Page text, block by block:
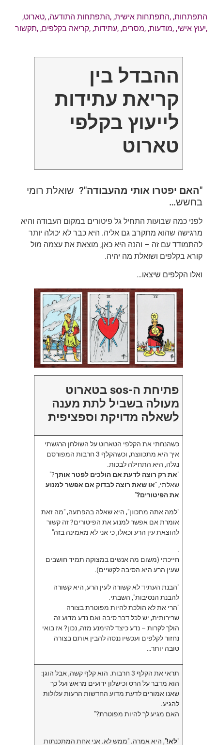
התפתחות, ,התפתחות אישית, ,התפתחות התודעה, ,טארוט,
,יעוץ אישי, ,מודעות, ,מסרים, ,עתידות, ,קריאה בקלפים, ,תקשור
ההבדל בין
קריאת עתידות
לייעוץ בקלפי
טארוט
"האם יפטרו אותי מהעבודה"? שואלת רומי
בחשש…
לפני כמה שבועות התחיל גל פיטורים במקום העבודה והיא
מרגישה שהוא מתקרב גם אליה. היא כבר לא יכולה יותר
להתמודד עם זה – והנה היא כאן, מוצאת את עצמה מול
קורא בקלפים ושואלת מה יהיה.
ואלו הקלפים שיצאו…
פתיחת ה-sos בטארוט
מעולה בשביל לתת מענה
לשאלה מדויקת וספציפית
כשהנחתי את הקלפי הטארוט על השולחן הרגשתי
איך היא מתכווצת, וכשהקלף 3 חרבות המפורסם
נגלה, היא התחילה לבכות.
"את רק רוצה לדעת אם הולכים לפטר אותך?"
שאלתי, "או שאת רוצה לבדוק אם אפשר למנוע
את הפיטורים?"
"למה אתה מתכוון", היא שאלה בהפתעה, "מה זאת
אומרת אם אפשר למנוע את הפיטורים? זה קשור
להוצאת עין הרע וכאלו, כי אני לא מאמינה בזה"
.
חייכתי (משום מה אנשים במצוקה תמיד חושבים
שעין הרע היא הסיבה לקשיים).
"הבנת העתיד לא קשורה לעין הרע, היא קשורה
להבנת הנסיבות", השבתי.
"הרי את לא הולכת להיות מפוטרת בצורה
שרירותית, יש לכל דבר סיבה ואם נדע מדוע זה
הולך לקרות – נדע כיצד להימנע מזה, נכון? אז בואי
נחזור לקלפים ועכשיו ננסה להבין אותם בצורה
טובה יותר…
תראי את הקלף 3 חרבות. הוא קלף קשה, אבל הוגן:
הוא מדבר על הרס וכישלון ידועים מראש ועל כך
שאנו אמורים לדעת מדוע החדשות הרעות עלולות
להגיע.
האם מגיע לך להיות מפוטרת?"
"לא!", היא אמרה. "ממש לא. אני אחת המתכנתות